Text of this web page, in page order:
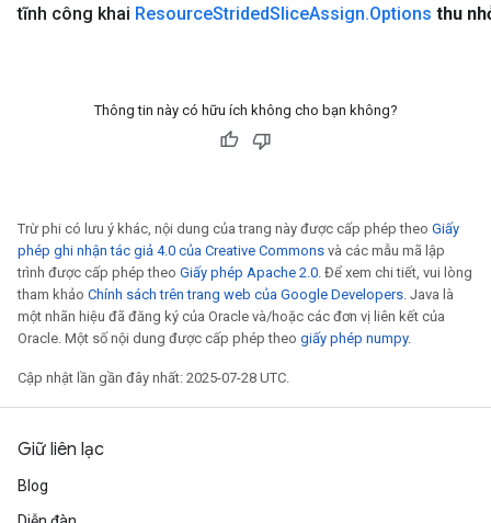
tĩnh công khai ResourceStridedSliceAssign.Options thu
Thông tin này có hữu ích không cho bạn không?
Trừ phi có lưu ý khác, nội dung của trang này được cấp phép theo Giấy
phép ghi nhận tác giả 4.0 của Creative Commons và các mẫu mã lập
trình được cấp phép theo Giấy phép Apache 2.0. Để xem chi tiết, vui lòng
tham khảo Chính sách trên trang web của Google Developers. Java là
một nhãn hiệu đã đăng ký của Oracle và/hoặc các đơn vị liên kết của
Oracle. Một số nội dung được cấp phép theo giấy phép numpy.
Cập nhật lần gần đây nhất: 2025-07-28 UTC.
Giữ liên lạc
Blog